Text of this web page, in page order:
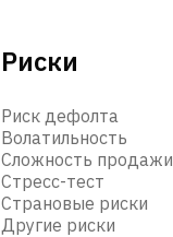
Риски
Риск дефолта
Волатильность
Сложность продажи
Стресс-тест
Страновые риски
Другие риски